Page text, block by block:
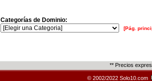
Categorías de Dominio:
[Pág.
** Precios
© 2002/2022 Solo10.com